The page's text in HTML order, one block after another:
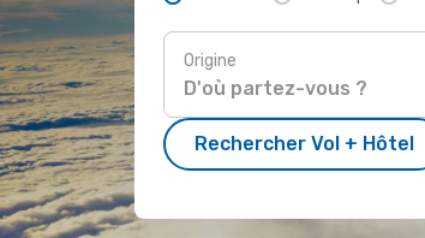
Origine
Rechercher Vol + Hôtel